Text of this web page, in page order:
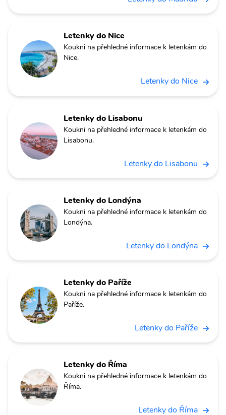
Letenky do Nice
Koukni na přehledné informace k letenkám do
Nice.
Letenky do Nice
Letenky do Lisabonu
Koukni na přehledné informace k letenkám do
Lisabonu.
Letenky do Lisabonu
Letenky do Londýna
Koukni na přehledné informace k letenkám do
Londýna.
Letenky do Londýna
Letenky do Paříže
Koukni na přehledné informace k letenkám do
Paříže.
Letenky do Paříže
Letenky do Říma
Koukni na přehledné informace k letenkám do
Říma.
Letenky do Říma